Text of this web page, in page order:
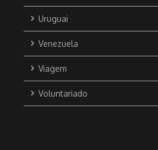
Uruguai
Venezuela
Viagem
Voluntariado